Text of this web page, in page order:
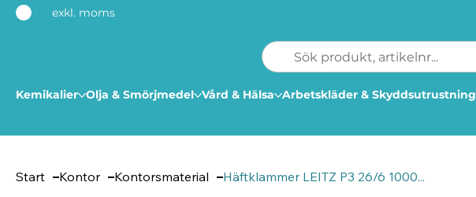
exkl. moms
Kemikalier Olja & Smörjmedel Vård & Hälsa Arbetskläder & Skyddsutrustning
Start Kontor Kontorsmaterial Häftklammer LEITZ P3 26/6 1000...